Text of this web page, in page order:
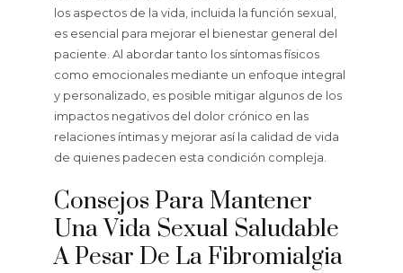
los aspectos de la vida, incluida la función sexual,
es esencial para mejorar el bienestar general del
paciente. Al abordar tanto los síntomas físicos
como emocionales mediante un enfoque integral
y personalizado, es posible mitigar algunos de los
impactos negativos del dolor crónico en las
relaciones íntimas y mejorar así la calidad de vida
de quienes padecen esta condición compleja.
Consejos Para Mantener
Una Vida Sexual Saludable
A Pesar De La Fibromialgia